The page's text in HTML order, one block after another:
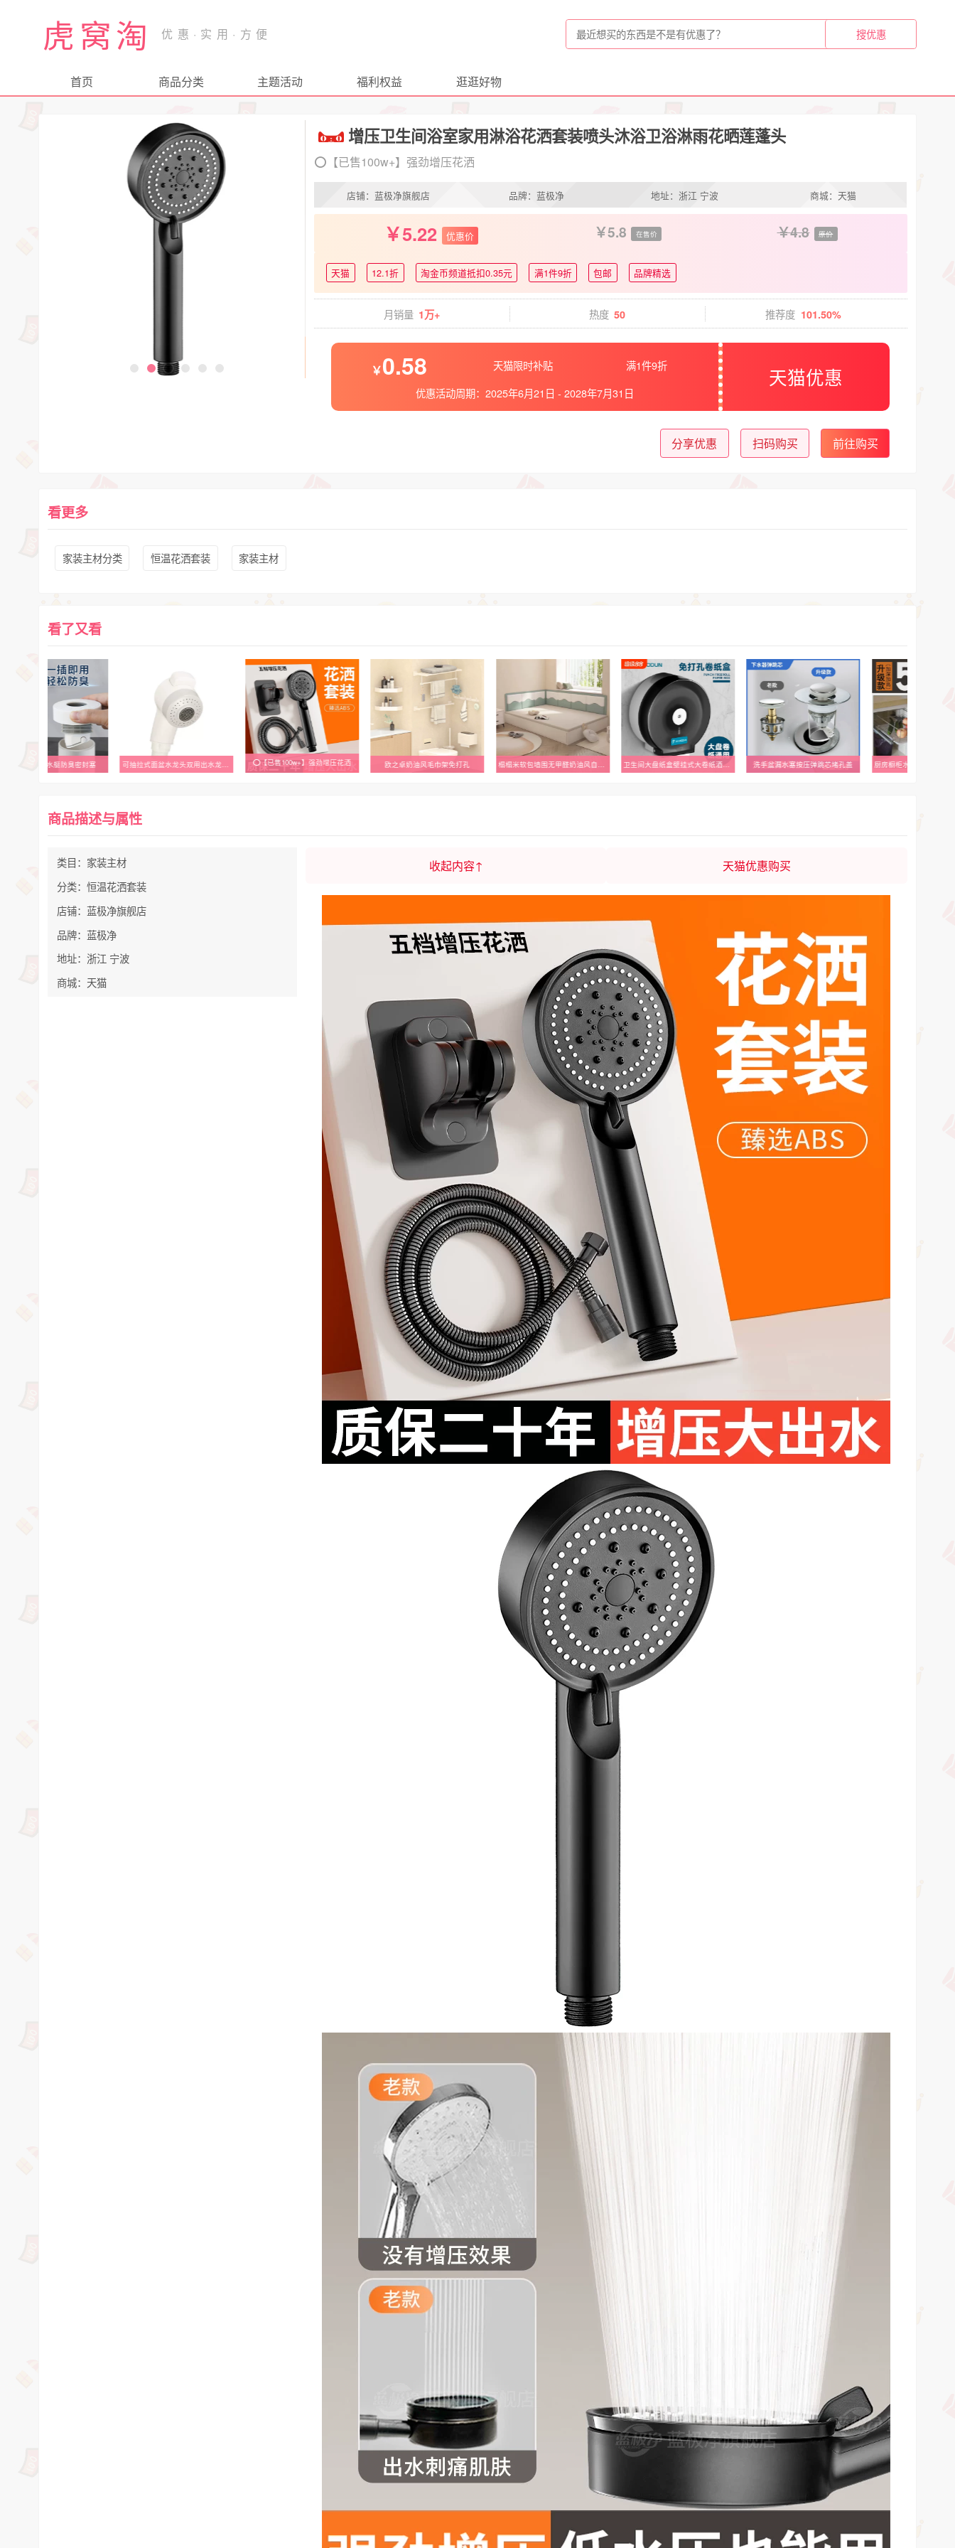
虎窝淘
首页 商品分类 主题活动 福利权益 逛逛好物
增压卫生间浴室家用淋浴花洒套装喷头沐浴卫浴淋雨花晒莲蓬头
⭕【已售100w+】强劲增压花洒
店铺：蓝极净旗舰店 品牌：蓝极净 地址：浙江 宁波 商城：天猫
5.22 优惠价 5.8 在售价 4.8 原价
天猫 12.1折 淘金币频道抵扣0.35元 满1件9折 包邮 品牌精选
月销量 1万+ 热度 50 推荐度 101.50%
0.58 天猫限时补贴
满1件9折
优惠活动周期： 2025年6月21日 - 2028年7月31日
天猫优惠
分享优惠 扫码购买 前往购买
看更多
家装主材分类 恒温花洒套装 家装主材
看了又看
submarine/潜水艇防臭密封塞 可抽拉式面盆水龙头双用出水龙头抽拉头喷头配件脸盆防溅花洒洗脸 ⭕【已售100w+】强劲增压花洒 欧之卓奶油风毛巾架免打孔 洗手盆漏水塞按压弹跳芯堵孔盖
商品描述与属性
类目：家装主材
分类：恒温花洒套装
店铺：蓝极净旗舰店
品牌：蓝极净
地址：浙江 宁波
商城：天猫
收起内容↑ 天猫优惠购买